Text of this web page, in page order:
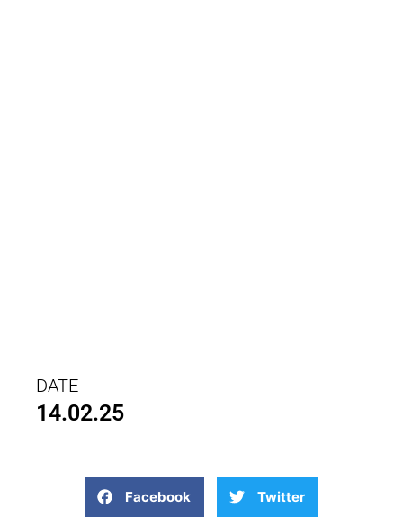
DATE
14.02.25
Facebook Twitter